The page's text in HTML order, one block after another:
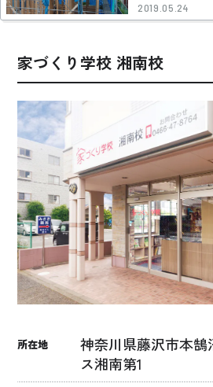
2019.05.24
家づくり学校 湘南校
所在地
神奈川県藤沢市本
ス湘南第1